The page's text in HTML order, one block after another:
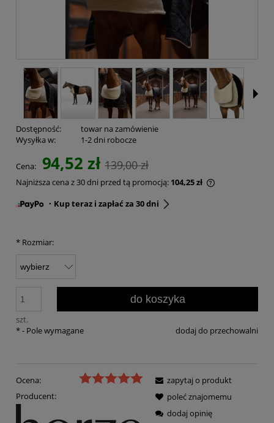
Dostępność:
towar na zamówienie
Wysyłka w:
1-2 dni robocze
Cena: 94,52 zł 139,00 zł
Najniższa cena z 30 dni przed tą promocją: 104,25 zł
・Kup teraz i zapłać za 30 dni
* Rozmiar:
szt.
do koszyka
dodaj do przechowalni
*- Pole wymagane
Ocena:
Producent:
zapytaj o produkt
poleć znajomemu
dodaj opinię